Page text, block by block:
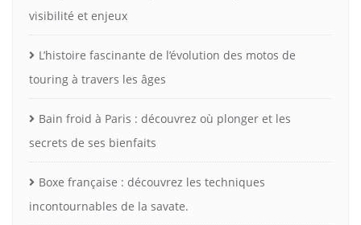
visibilité et enjeux
L’histoire fascinante de l’évolution des motos de
touring à travers les âges
Bain froid à Paris : découvrez où plonger et les
secrets de ses bienfaits
Boxe française : découvrez les techniques
incontournables de la savate.